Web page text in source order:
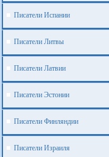
Писатели Испании
Писатели Литвы
Писатели Латвии
Писатели Эстонии
Писатели Финляндии
Писатели Израиля